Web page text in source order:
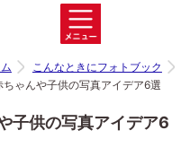
こんなときにフォトブック
ゃんや子供の写真アイデア6選
子供の写真アイデア6